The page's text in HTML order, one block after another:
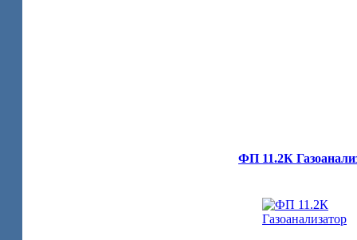
ФП 11.2К